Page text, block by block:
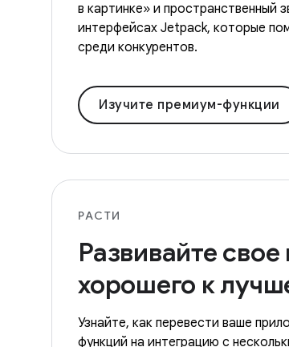
в картинке» и пространственный
интерфейсах Jetpack, которые
среди конкурентов.
Изучите премиум-функции
РАСТИ
Развивайте
хорошего к
Узнайте, как перевести ваше
функций на интеграцию с